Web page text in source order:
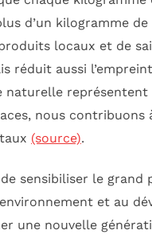
d’un kilogramme de
locaux et de
réduit aussi
naturelle
nous contribuons
(source).
sensibiliser le grand
et au
une nouvelle